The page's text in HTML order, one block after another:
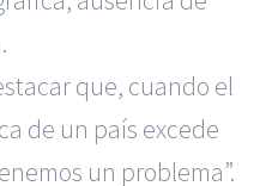
que, cuando el
de un país excede
un problema”.